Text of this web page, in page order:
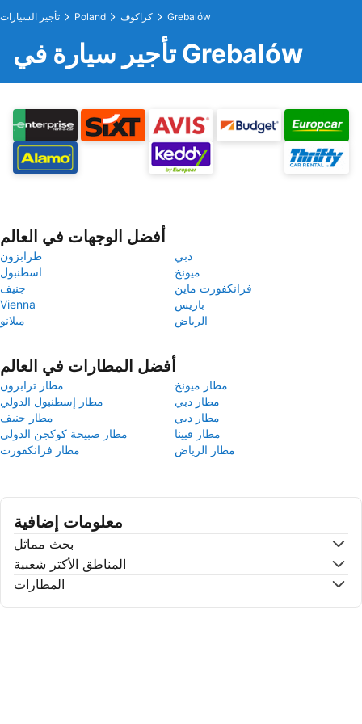
تأجير السيارات Poland كراكوف Grebalów
تأجير سيارة في Grebalów
أفضل الوجهات في العالم
طرابزون
دبي
اسطنبول
ميونخ
جنيف
فرانكفورت ماين
Vienna
باريس
ميلانو
الرياض
أفضل المطارات في العالم
مطار ترابزون
مطار ميونخ
مطار إسطنبول الدولي
مطار دبي
مطار جنيف
مطار دبي
مطار صبيحة كوكجن الدولي
مطار فيينا
مطار فرانكفورت
مطار الرياض
معلومات إضافية
بحث مماثل
المناطق الأكتر شعبية
المطارات